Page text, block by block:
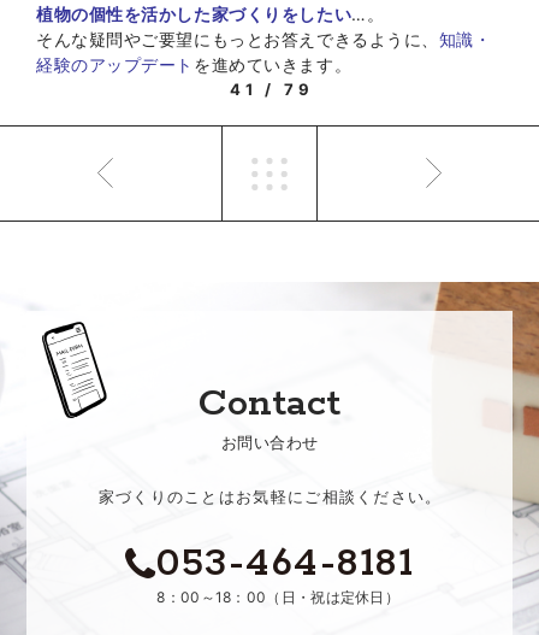
植物の個性を活かした家づくりをしたい…。
そんな疑問やご要望にもっとお答えできるように、 知識・
経験のアップデート を進めていきます。
41 / 79
Contact
お問い合わせ
家づくりのことはお気軽にご相談ください。
053-464-8181
8：00～18：00（日・祝は定休日）